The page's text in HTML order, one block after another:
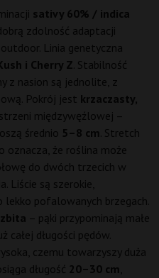
sativy 60% / indica
zdolność adaptacji
Linia genetyczna
i Cherry Z . Stabilność
z nasion są jednolite, z
Pokrój jest krzaczasty,
międzywęźlowej –
średnio 5–8 cm . Stretch
oznacza, że roślina może
do dwóch trzecich w
Liście są szerokie,
pofalowanych brzegach.
– pąki przypominają małe
całej długości pędów.
czemu towarzyszy duża
długość 20–30 cm